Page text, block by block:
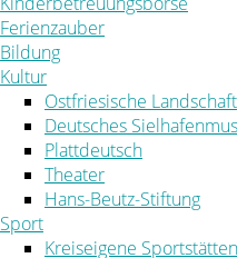
Ferienzauber
Bildung
Kultur
Ostfriesische Landschaft
Deutsches
Plattdeutsch
Theater
Hans-Beutz-Stiftung
Sport
Kreiseigene Sportstätten